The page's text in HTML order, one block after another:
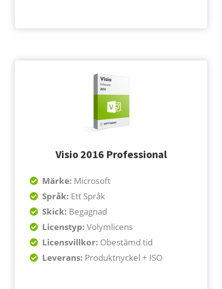
Visio 2016 Professional
Märke: Microsoft
Språk: Ett Språk
Skick: Begagnad
Licenstyp: Volymlicens
Licensvillkor: Obestämd tid
Leverans: Produktnyckel + ISO